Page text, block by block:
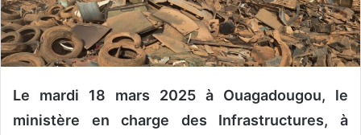
c
u
r
e
Le mardi 18 mars 2025 à Ouagadougou, le
ministère en charge des Infrastructures, à